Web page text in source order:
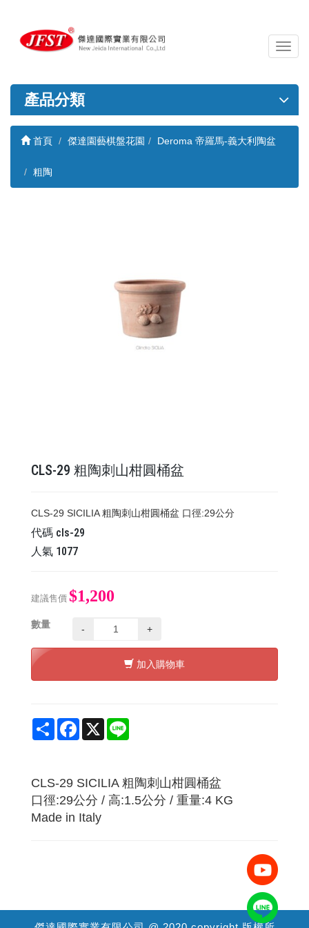
導
覽
關
產品分類
首頁 傑達園藝棋盤花園 Deroma 帝羅馬-義大利陶盆
粗陶
CLS-29 粗陶刺山柑圓桶盆
​​​​​​​CLS-29 SICILIA 粗陶刺山柑圓桶盆 口徑:29公分
代碼 cls-29
人氣 1077
建議售價 $1,200
數量 - +
加入購物車
Share Facebook
X
CLS-29 SICILIA 粗陶刺山柑圓桶盆
口徑:29公分 / 高:1.5公分 / 重量:4 KG
Made in Italy